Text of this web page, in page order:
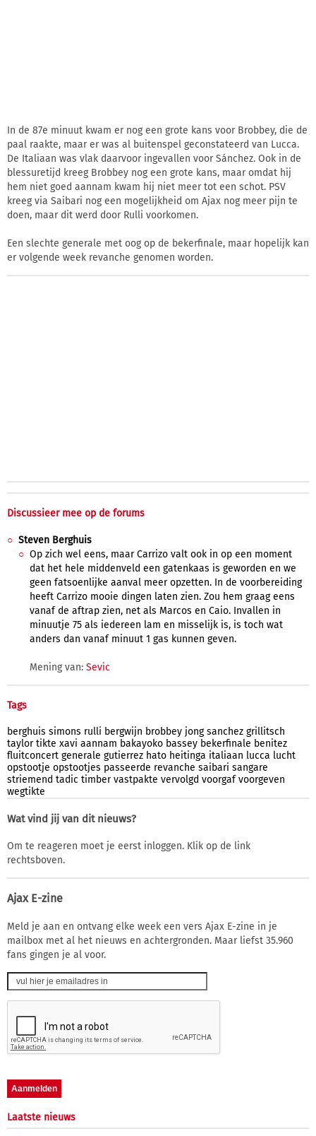
In de 87e minuut kwam er nog een grote kans voor Brobbey, die de
paal raakte, maar er was al buitenspel geconstateerd van Lucca.
De Italiaan was vlak daarvoor ingevallen voor Sánchez. Ook in de
blessuretijd kreeg Brobbey nog een grote kans, maar omdat hij
hem niet goed aannam kwam hij niet meer tot een schot. PSV
kreeg via Saibari nog een mogelijkheid om Ajax nog meer pijn te
doen, maar dit werd door Rulli voorkomen.
Een slechte generale met oog op de bekerfinale, maar hopelijk kan
er volgende week revanche genomen worden.
Discussieer mee op de forums
Steven Berghuis
Op zich wel eens, maar Carrizo valt ook in op een moment
dat het hele middenveld een gatenkaas is geworden en we
geen fatsoenlijke aanval meer opzetten. In de voorbereiding
heeft Carrizo mooie dingen laten zien. Zou hem graag eens
vanaf de aftrap zien, net als Marcos en Caio. Invallen in
minuutje 75 als iedereen lam en misselijk is, is toch wat
anders dan vanaf minuut 1 gas kunnen geven.
Mening van: Sevic
Tags
berghuis simons rulli bergwijn brobbey jong sanchez grillitsch
taylor tikte xavi aannam bakayoko bassey bekerfinale benitez
fluitconcert generale gutierrez hato heitinga italiaan lucca lucht
opstootje opstootjes passeerde revanche saibari sangare
striemend tadic timber vastpakte vervolgd voorgaf voorgeven
wegtikte
Wat vind jij van dit nieuws?
Om te reageren moet je eerst inloggen. Klik op de link
rechtsboven.
Ajax E-zine
Meld je aan en ontvang elke week een vers Ajax E-zine in je
mailbox met al het nieuws en achtergronden. Maar liefst 35.960
fans gingen je al voor.
Laatste nieuws